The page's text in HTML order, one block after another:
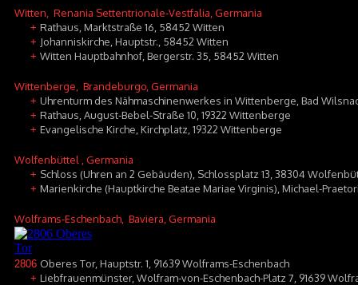
Witten , Renania Settentrionale-Vestfalia, Germania
+ Rathaus, Marktstraße 16, 58452 Witten
+ Johanniskirche, Hauptstr., 58452 Witten
+ Witten Hauptbahnhof, Bergerstr. 35, 58452 Witten
Wittenberge , Brandeburgo, Germania
+ Uhrenturm des Nähmaschinenwerkes in Wittenberge, Bad
+ Rathaus, August-Bebel-Straße 10, 19322 Wittenberge
+ Evangelische Kirche, Kirchplatz, 19322 Wittenberge
Wolfenbüttel , Germania
+ Schloss (Uhren an 2 Gebäuden), Schlossplatz 13, 38304
+ Marienkirche (Hauptkirche Beatae Mariae Virginis), Michael-
Wolframs-Eschenbach , Baviera, Germania
2806 Oberes Tor, Hauptstr. 1, 91639 Wolframs-Eschenbach
+ Liebfrauenmünster, Wolfram-von-Eschenbach-Platz 7, 91639